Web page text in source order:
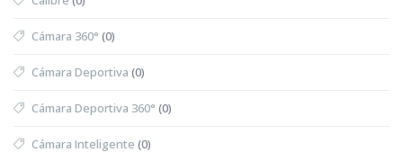
Cámara 360° (0)
Cámara Deportiva (0)
Cámara Deportiva 360° (0)
Cámara Inteligente (0)